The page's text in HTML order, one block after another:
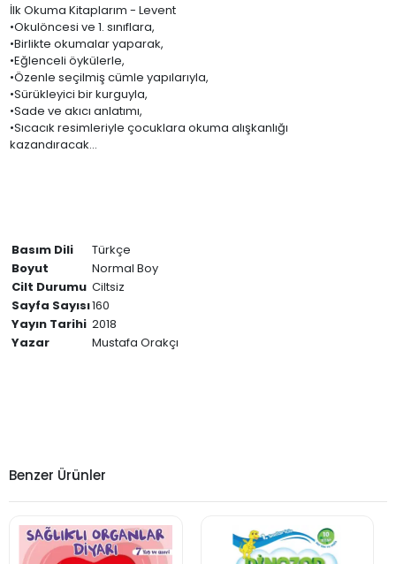
İlk Okuma Kitaplarım - Levent
•Okulöncesi ve 1. sınıflara,
•Birlikte okumalar yaparak,
•Eğlenceli öykülerle,
•Özenle seçilmiş cümle yapılarıyla,
•Sürükleyici bir kurguyla,
•Sade ve akıcı anlatımı,
•Sıcacık resimleriyle çocuklara okuma alışkanlığı
kazandıracak...
Basım Dili
Türkçe
Boyut
Normal Boy
Cilt Durumu Ciltsiz
Sayfa Sayısı160
Yayın Tarihi 2018
Yazar
Mustafa Orakçı
Benzer Ürünler